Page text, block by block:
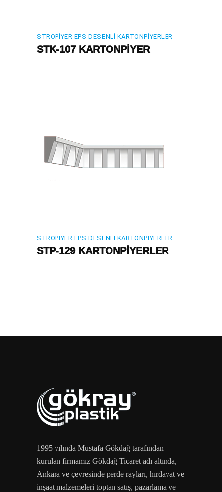
STROPIYER EPS DESENLI KARTONPIYERLER
STK-107 KARTONPİYER
STROPIYER EPS DESENLI KARTONPIYERLER
STP-129 KARTONPİYERLER
1995 yılında Mustafa Gökdağ tarafından
kurulan firmamız Gökdağ Ticaret adı altında,
Ankara ve çevresinde perde rayları, hırdavat ve
inşaat malzemeleri toptan satış, pazarlama ve